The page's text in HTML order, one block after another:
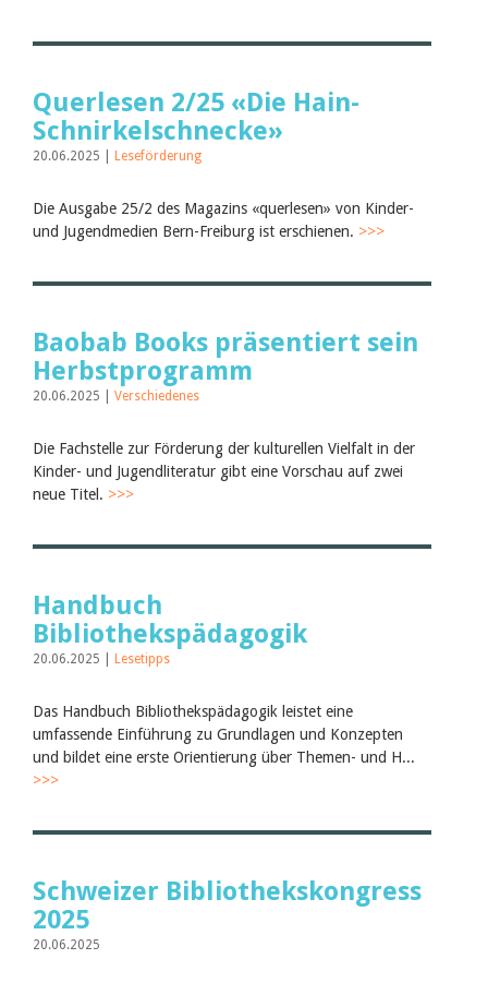
Querlesen 2/25 «Die Hain-
Schnirkelschnecke»
20.06.2025 | Leseförderung
Die Ausgabe 25/2 des Magazins «querlesen» von Kinder-
und Jugendmedien Bern-Freiburg ist erschienen. >>>
Baobab Books präsentiert sein
Herbstprogramm
20.06.2025 | Verschiedenes
Die Fachstelle zur Förderung der kulturellen Vielfalt in der
Kinder- und Jugendliteratur gibt eine Vorschau auf zwei
neue Titel. >>>
Handbuch
Bibliothekspädagogik
20.06.2025 | Lesetipps
Das Handbuch Bibliothekspädagogik leistet eine
umfassende Einführung zu Grundlagen und Konzepten
und bildet eine erste Orientierung über Themen- und H...
>>>
Schweizer Bibliothekskongress
2025
20.06.2025